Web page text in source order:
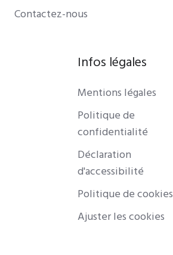
Contactez-nous
Infos légales
Mentions légales
Politique de
confidentialité
Déclaration
d'accessibilité
Politique de cookies
Ajuster les cookies